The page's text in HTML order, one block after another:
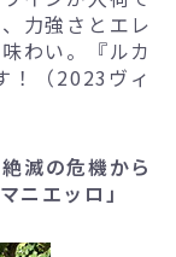
力強さとエレ
わい。『ルカ
！（2023ヴィ
滅の危機から
ニエッロ」